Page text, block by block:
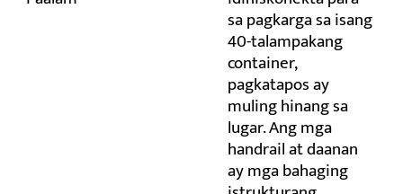
sa pagkarga sa isang
40-talampakang
container,
pagkatapos ay
muling hinang sa
lugar. Ang mga
handrail at daanan
ay mga bahaging